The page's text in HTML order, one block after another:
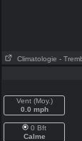
Climatologie -
Vent (Moy.)
0.0 mph
0 Bft
Calme